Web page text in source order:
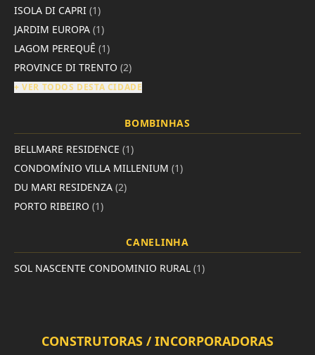
ISOLA DI CAPRI (1)
JARDIM EUROPA (1)
LAGOM PEREQUÊ (1)
PROVINCE DI TRENTO (2)
+ VER TODOS DESTA CIDADE
BOMBINHAS
BELLMARE RESIDENCE (1)
CONDOMÍNIO VILLA MILLENIUM (1)
DU MARI RESIDENZA (2)
PORTO RIBEIRO (1)
CANELINHA
SOL NASCENTE CONDOMINIO RURAL (1)
CONSTRUTORAS / INCORPORADORAS